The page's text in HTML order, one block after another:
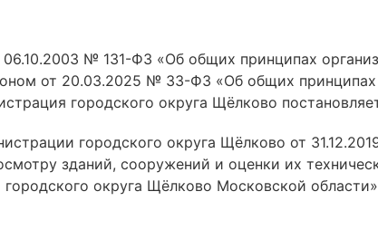
№ 131-ФЗ «Об общих принципах
от 20.03.2025 № 33-Ф3 «Об общих принципах
городского округа Щёлково
городского округа Щёлково от
зданий, сооружений и оценки их
округа Щёлково Московской